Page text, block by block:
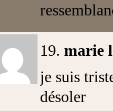
19. marie
je suis
désoler